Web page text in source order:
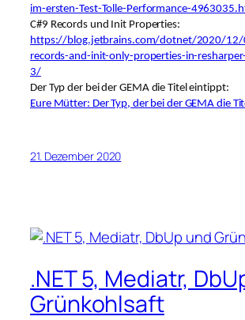
im-ersten-Test-Tolle-Performance-
C#9 Records und Init Properties:
https://blog.jetbrains.com/dotnet/2020/12/
records-and-init-only-properties-in-
3/
Der Typ der bei der GEMA die Titel eintippt:
Eure Mütter: Der Typ, der bei der GEMA die
21. Dezember 2020
.NET 5, Mediatr,
Grünkohlsaft